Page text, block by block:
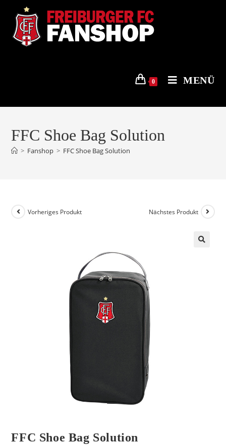
Inhalt
springen
0 MENÜ
FFC Shoe Bag Solution
> Fanshop > FFC Shoe Bag Solution
Vorheriges Produkt Nächstes Produkt
FFC Shoe Bag Solution